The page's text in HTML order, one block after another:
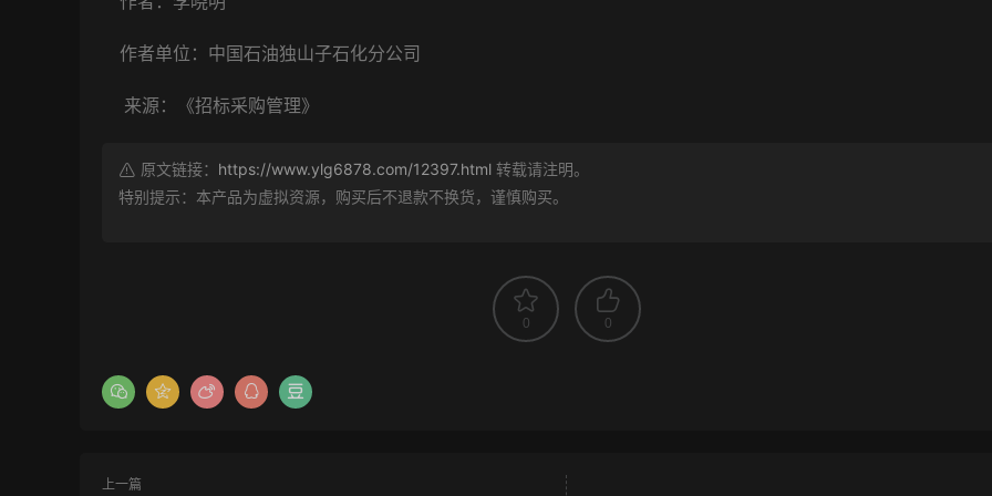
作者单位：中国石油独山子石化分公司
来源：《招标采购管理》
原文链接： https://www.ylg6878.com/12397.html 转载请注明。
特别提示：本产品为虚拟资源，购买后不退款不换货，谨慎购买。
0 0
上一篇